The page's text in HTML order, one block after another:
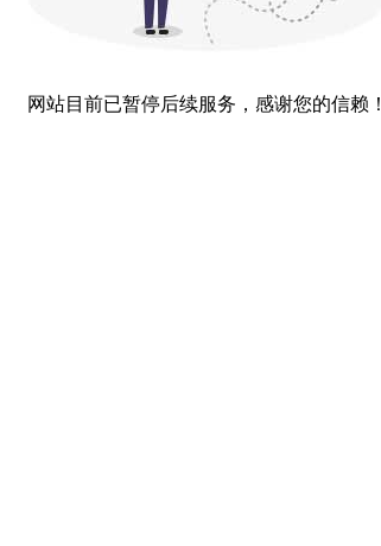
网站目前已暂停后续服务，感谢您的信赖！